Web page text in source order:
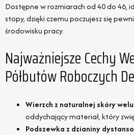
Dostępne w rozmiarach od 40 do 46,
stopy, dzięki czemu poczujesz się
środowisku pracy.
Najważniejsze Cechy
Półbutów Roboczych
Wierzch z naturalnej skóry
oddychający materiał, który
Podszewka z dzianiny